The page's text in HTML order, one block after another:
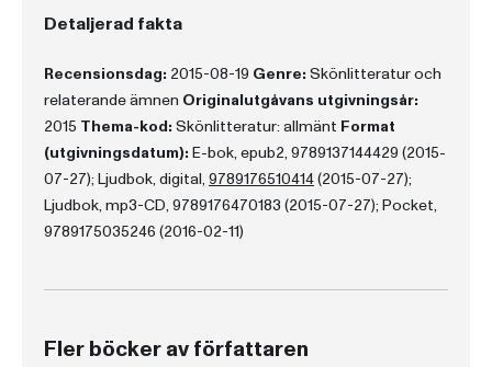
Detaljerad fakta
Recensionsdag: 2015-08-19 Genre: Skönlitteratur och
relaterande ämnen Originalutgåvans utgivningsår:
2015 Thema-kod: Skönlitteratur: allmänt Format
(utgivningsdatum): E-bok, epub2, 9789137144429 (2015-
07-27); Ljudbok, digital, 9789176510414(2015-07-27);
Ljudbok, mp3-CD, 9789176470183 (2015-07-27); Pocket,
9789175035246 (2016-02-11)
Fler böcker av författaren